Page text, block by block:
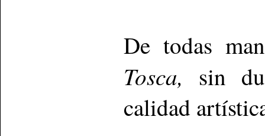
De todas
Tosca, sin
calidad